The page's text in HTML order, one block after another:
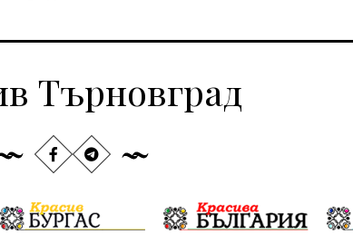
Търновград